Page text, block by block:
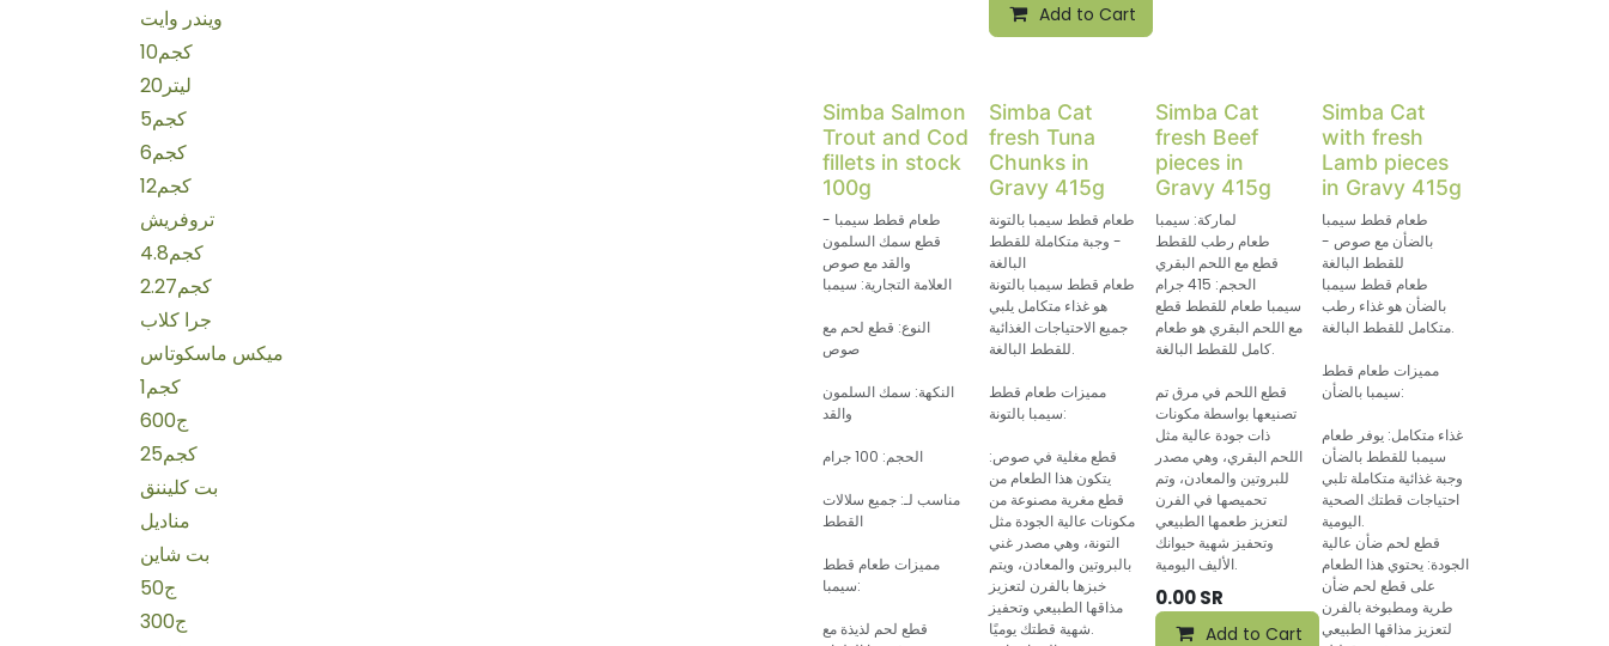
ويندر وايت
10كجم
20ليتر
5كجم
6كجم
12كجم
تروفريش
4.8كجم
2.27كجم
جرا كلاب
ميكس ماسكوتاس
1كجم
600ج
25كجم
بت كليننق
مناديل
بت شاين
50ج
300ج
Add to Cart
Simba Salmon
Trout and Cod
fillets in stock
100g
طعام قطط سيمبا -
قطع سمك السلمون
العلامة التجارية: سيمبا
النوع: قطع لحم مع
صوص
النكهة: سمك السلمون
والقد
الحجم: 100 جرام
مناسب لـ: جميع سلالات
القطط
مميزات طعام قطط
سيمبا:
قطع لحم لذيذة مع
Simba Cat
fresh Tuna
Chunks in
Gravy 415g
طعام قطط سيمبا بالتونة
- وجبة متكاملة للقطط
البالغة
طعام قطط سيمبا بالتونة
هو غذاء متكامل يلبي
جميع الاحتياجات الغذائية
للقطط البالغة.
مميزات طعام قطط
سيمبا بالتونة:
قطع مغلية في صوص:
يتكون هذا الطعام من
قطع مغرية مصنوعة من
مكونات عالية الجودة مثل
التونة، وهي مصدر غني
بالبروتين والمعادن، ويتم
خبزها بالفرن لتعزيز
مذاقها الطبيعي وتحفيز
شهية قطتك يوميًا.
Simba Cat
fresh Beef
pieces in
Gravy 415g
لماركة: سيمبا
طعام رطب للقطط
قطع مع اللحم البقري
الحجم: 415 جرام
سيمبا طعام للقطط قطع
مع اللحم البقري هو طعام
كامل للقطط البالغة.
قطع اللحم في مرق تم
تصنيعها بواسطة مكونات
ذات جودة عالية مثل
اللحم البقري، وهي مصدر
للبروتين والمعادن، وتم
تحميصها في الفرن
لتعزيز طعمها الطبيعي
وتحفيز شهية حيوانك
الأليف اليومية.
0.00SR
Add to Cart
Simba Cat
with fresh
Lamb pieces
in Gravy 415g
طعام قطط سيمبا
بالضأن مع صوص -
للقطط البالغة
طعام قطط سيمبا
بالضأن هو غذاء رطب
متكامل للقطط البالغة.
مميزات طعام قطط
سيمبا بالضأن:
غذاء متكامل: يوفر طعام
سيمبا للقطط بالضأن
وجبة غذائية متكاملة تلبي
احتياجات قطتك الصحية
اليومية.
قطع لحم ضأن عالية
الجودة: يحتوي هذا الطعام
على قطع لحم ضأن
طرية ومطبوخة بالفرن
لتعزيز مذاقها الطبيعي